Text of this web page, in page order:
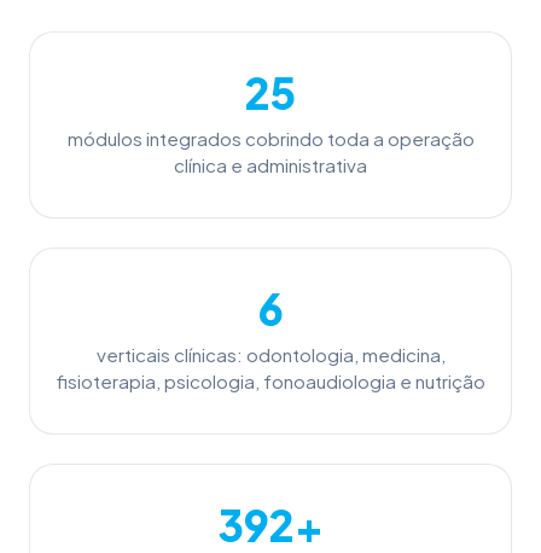
25
módulos integrados cobrindo toda a operação
clínica e administrativa
6
verticais clínicas: odontologia, medicina,
fisioterapia, psicologia, fonoaudiologia e nutrição
392+